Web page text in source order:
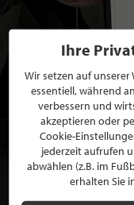
Ihre
Wir setzen auf unserer
essentiell, während
verbessern und
akzeptieren oder
Cookie-
jederzeit aufrufen
abwählen (z.B. im
erhalten Sie